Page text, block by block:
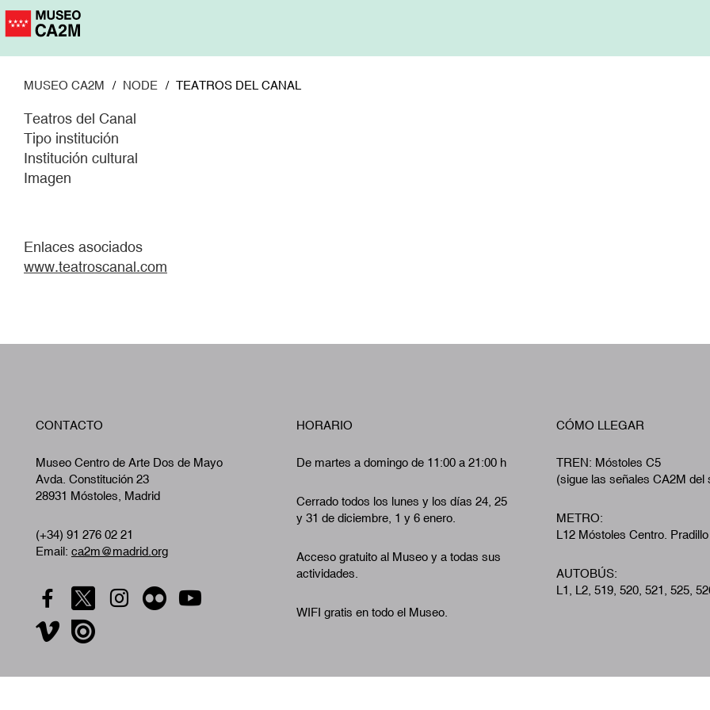
Pasar
MUSEO CA2M NODE TEATROS DEL CANAL
Teatros del Canal
Tipo institución
Institución cultural
Imagen
Enlaces asociados
www.teatroscanal.com
CONTACTO
Museo Centro de Arte Dos de Mayo
Avda. Constitución 23
28931 Móstoles, Madrid
(+34) 91 276 02 21
Email: ca2m@madrid.org
HORARIO
De martes a domingo de 11:00 a 21:00 h
Cerrado todos los lunes y los días 24, 25
y 31 de diciembre, 1 y 6 enero.
Acceso gratuito al Museo y a todas sus
actividades.
WIFI gratis en todo el Museo.
CÓMO LLEGAR
TREN: Móstoles C5
(sigue las señales CA2M del
METRO:
L12 Móstoles Centro. Pradillo
AUTOBÚS:
L1, L2, 519, 520, 521, 525,